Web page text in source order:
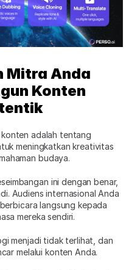
Mitra Anda
Konten
adalah tentang
meningkatkan kreativitas
budaya.
ini dengan benar,
Audiens internasional Anda
langsung kepada
mereka sendiri.
menjadi tidak terlihat, dan
melalui konten Anda.